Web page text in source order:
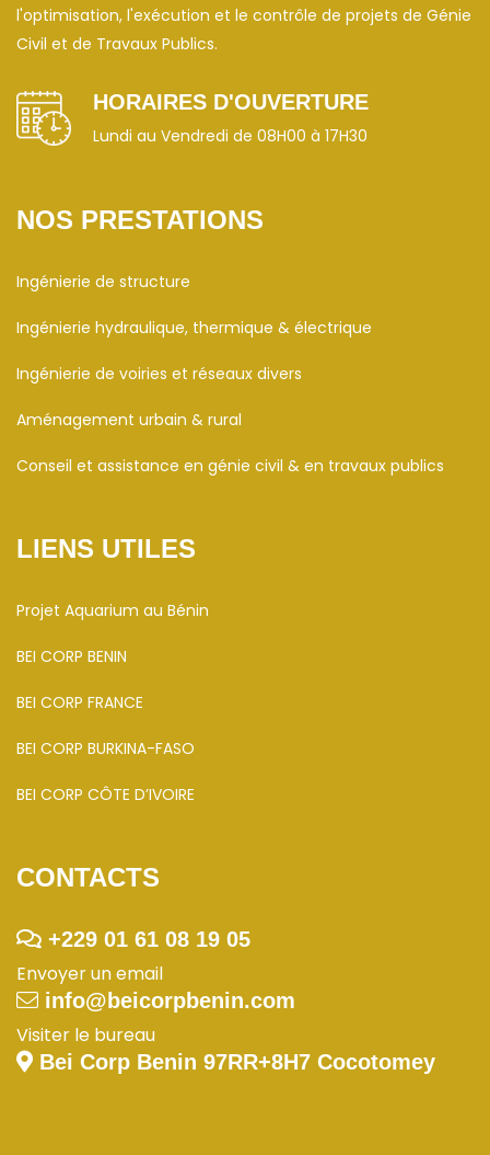
l'optimisation, l'exécution et le contrôle de projets de Génie
Civil et de Travaux Publics.
HORAIRES D'OUVERTURE
Lundi au Vendredi de 08H00 à 17H30
NOS PRESTATIONS
Ingénierie de structure
Ingénierie hydraulique, thermique & électrique
Ingénierie de voiries et réseaux divers
Aménagement urbain & rural
Conseil et assistance en génie civil & en travaux publics
LIENS UTILES
Projet Aquarium au Bénin
BEI CORP BENIN
BEI CORP FRANCE
BEI CORP BURKINA-FASO
BEI CORP CÔTE D’IVOIRE
CONTACTS
+229 01 61 08 19 05
Envoyer un email
info@beicorpbenin.com
Visiter le bureau
Bei Corp Benin 97RR+8H7 Cocotomey